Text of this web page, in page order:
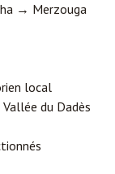
→ Merzouga
local
du Dadès